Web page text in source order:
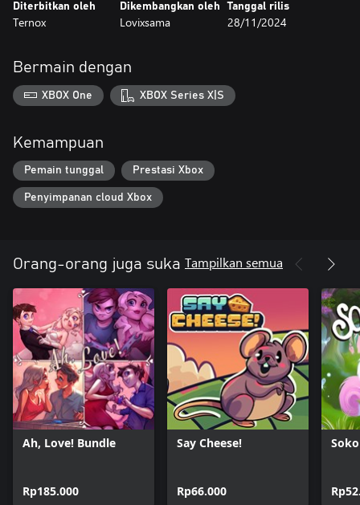
Diterbitkan oleh
Ternox
Dikembangkan oleh
Lovixsama
Tanggal rilis
28/11/2024
Bermain dengan
XBOX One XBOX Series X|S
Kemampuan
Pemain tunggal Prestasi Xbox
Penyimpanan cloud Xbox
Orang-orang juga suka Tampilkan semua
Ah, Love! Bundle
Rp185.000
Say Cheese!
Rp66.000